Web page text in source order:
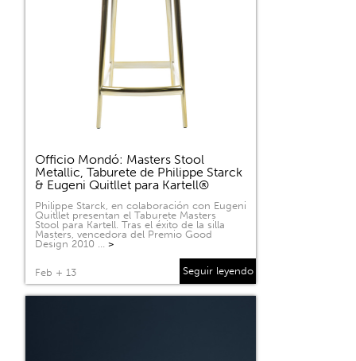
Officio Mondó: Masters Stool
Metallic, Taburete de Philippe Starck
& Eugeni Quitllet para Kartell®
Philippe Starck, en colaboración con Eugeni
Quitllet presentan el Taburete Masters
Stool para Kartell. Tras el éxito de la silla
Masters, vencedora del Premio Good
Design 2010 … >
Feb + 13 Seguir leyendo